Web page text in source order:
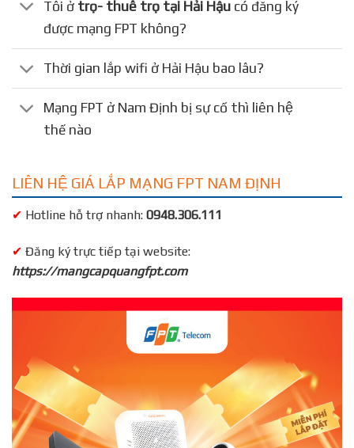
Tôi ở trọ- thuê trọ tại Hải Hậu có đăng ký
được mạng FPT không?
Thời gian lắp wifi ở Hải Hậu bao lâu?
Mạng FPT ở Nam Định bị sự cố thì liên hệ
thế nào
LIÊN HỆ GIÁ LẮP MẠNG FPT NAM ĐỊNH
✔ Hotline hỗ trợ nhanh: 0948.306.111
✔ Đăng ký trực tiếp tại website:
https://mangcapquangfpt.com